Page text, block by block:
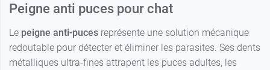
Peigne anti puces pour chat
Le peigne anti-puces représente une solution mécanique
redoutable pour détecter et éliminer les parasites. Ses dents
métalliques ultra-fines attrapent les puces adultes, les